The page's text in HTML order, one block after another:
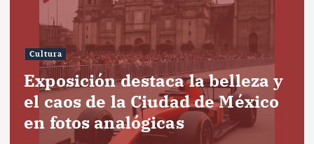
Cultura
Exposición destaca la belleza y
el caos de la Ciudad de México
en fotos analógicas